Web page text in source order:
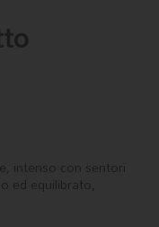
intenso con sentori
equilibrato,